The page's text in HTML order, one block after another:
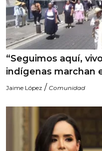
“Seguimos aquí,
indígenas marchan
Jaime López / Comunidad